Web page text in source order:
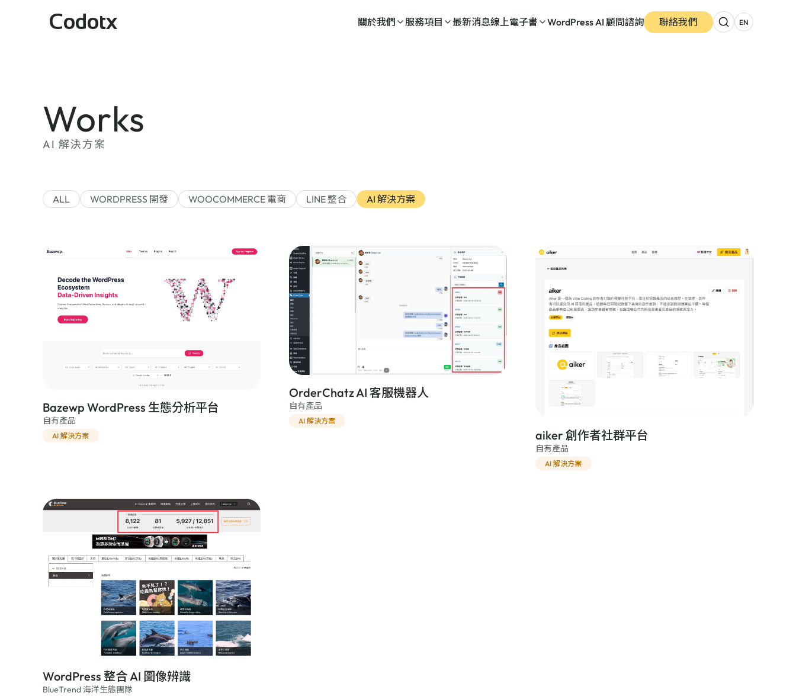
Codotx 關於我們 服務項目 最新消息線上電子書 WordPress AI 顧問諮詢 聯絡我們 EN
Works
AI 解決方案
ALL WORDPRESS 開發 WOOCOMMERCE 電商 LINE 整合 AI 解決方案
Bazewp WordPress 生態分析平台
自有產品
AI 解決方案
OrderChatz AI 客服機器人
自有產品
AI 解決方案
aiker 創作者社群平台
自有產品
AI 解決方案
WordPress 整合 AI 圖像辨識
BlueTrend 海洋生態團隊